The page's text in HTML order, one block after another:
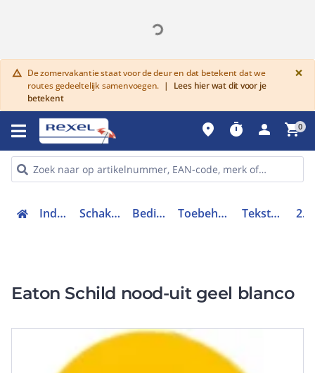
warning De zomervakantie staat voor de deur en dat betekent dat we
routes gedeeltelijk samenvoegen. |
Lees hier wat dit voor je
betekent
×
place timer person shopping_cart0
Industriele componenten Schakelen, bedienen en signaleren Bedieningen en signaleringen Toebehoren bedieningen en signaleringen Tekstschild drukknop / signaallamp 269580
Eaton Schild nood-uit geel blanco